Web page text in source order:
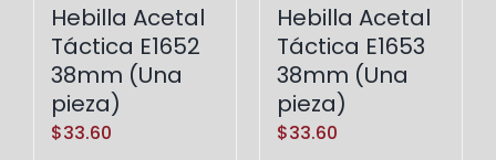
Hebilla Acetal
Táctica E1652
38mm (Una
pieza)
$33.60
Hebilla Acetal
Táctica E1653
38mm (Una
pieza)
$33.60